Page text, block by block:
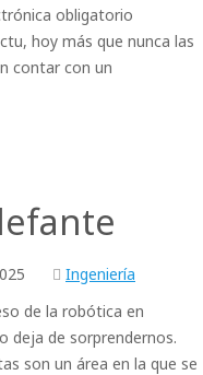
obligatorio
hoy más que nunca las
contar con un
Ingeniería
de la robótica en
deja de sorprendernos.
son un área en la que se